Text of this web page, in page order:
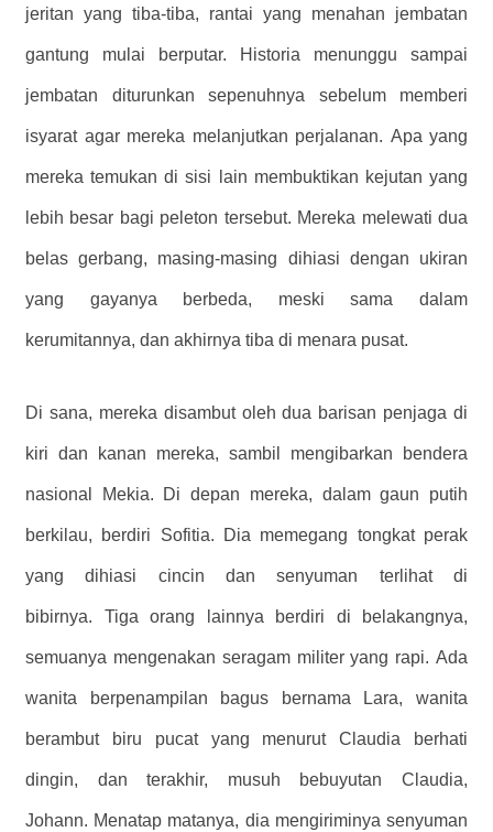
jeritan yang tiba-tiba, rantai yang menahan jembatan
gantung mulai berputar. Historia menunggu sampai
jembatan diturunkan sepenuhnya sebelum memberi
isyarat agar mereka melanjutkan perjalanan. Apa yang
mereka temukan di sisi lain membuktikan kejutan yang
lebih besar bagi peleton tersebut. Mereka melewati dua
belas gerbang, masing-masing dihiasi dengan ukiran
yang gayanya berbeda, meski sama dalam
kerumitannya, dan akhirnya tiba di menara pusat.
Di sana, mereka disambut oleh dua barisan penjaga di
kiri dan kanan mereka, sambil mengibarkan bendera
nasional Mekia. Di depan mereka, dalam gaun putih
berkilau, berdiri Sofitia. Dia memegang tongkat perak
yang dihiasi cincin dan senyuman terlihat di
bibirnya. Tiga orang lainnya berdiri di belakangnya,
semuanya mengenakan seragam militer yang rapi. Ada
wanita berpenampilan bagus bernama Lara, wanita
berambut biru pucat yang menurut Claudia berhati
dingin, dan terakhir, musuh bebuyutan Claudia,
Johann. Menatap matanya, dia mengiriminya senyuman